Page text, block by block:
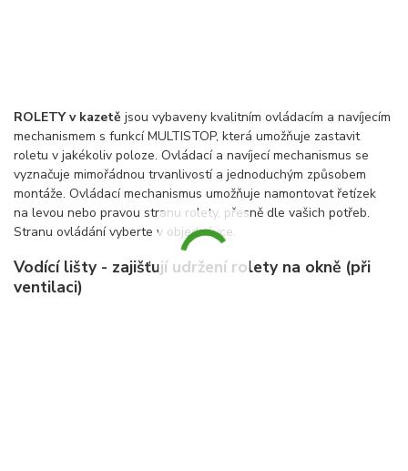
ROLETY v kazetě jsou vybaveny kvalitním ovládacím a navíjecím
mechanismem s funkcí MULTISTOP, která umožňuje zastavit
roletu v jakékoliv poloze. Ovládací a navíjecí mechanismus se
vyznačuje mimořádnou trvanlivostí a jednoduchým způsobem
montáže. Ovládací mechanismus umožňuje namontovat řetízek
na levou nebo pravou stranu rolety, přesně dle vašich potřeb.
Stranu ovládání vyberte v objednávce.
Vodící lišty - zajišťují udržení rolety na okně (při
ventilaci)